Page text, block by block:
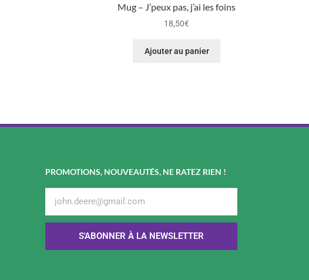
Mug – J’peux pas, j’ai les foins
18,50€
Ajouter au panier
PROMOTIONS, NOUVEAUTÉS, NE RATEZ RIEN !
S'ABONNER À LA NEWSLETTER